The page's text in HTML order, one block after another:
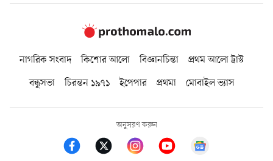
নাগরিক সংবাদ কিশোর আলো বিজ্ঞানচিন্তা
প্রথম আলো ট্রাস্ট
বন্ধুসভা
চিরন্তন ১৯৭১ ইপেপার প্রথমা মোবাইল ভ্যাস
অনুসরণ করুন